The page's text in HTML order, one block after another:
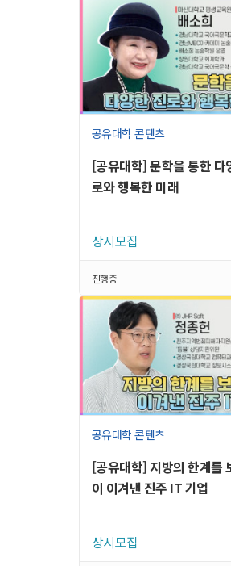
공유대학 콘텐츠
[공유대학] 문학을 통한 다
로와 행복한 미래
상시모집
진행중
공유대학 콘텐츠
[공유대학] 지방의 한계를
이 이겨낸 진주 IT 기업
상시모집